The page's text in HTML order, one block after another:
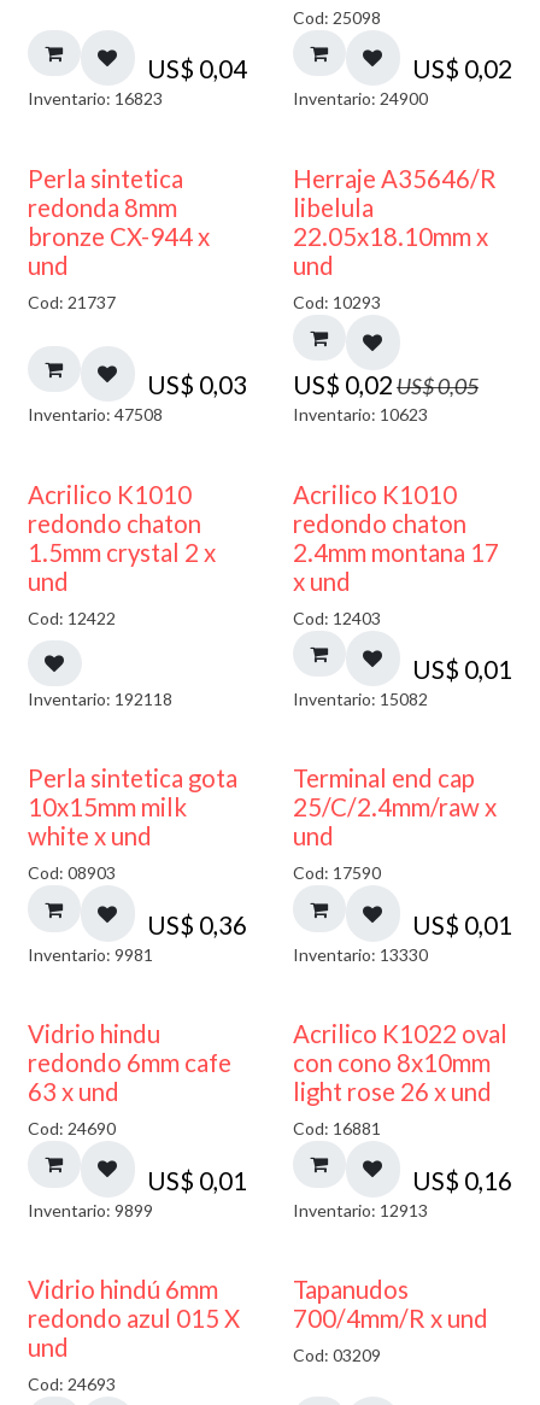
US$ 0,04
Inventario: 16823
Cod: 25098
US$ 0,02
Inventario: 24900
Perla sintetica
redonda 8mm
bronze CX-944 x
und
Cod: 21737
US$ 0,03
Inventario: 47508
50% DESCUENTO
Herraje A35646/R
libelula
22.05x18.10mm x
und
Cod: 10293
US$ 0,02US$0,05
Inventario: 10623
50% DESCUENTO
Acrilico K1010
redondo chaton
1.5mm crystal 2 x
und
Cod: 12422
Inventario: 192118
50% DESCUENTO
Acrilico K1010
redondo chaton
2.4mm montana 17
x und
Cod: 12403
US$ 0,01
Inventario: 15082
Perla sintetica gota
10x15mm milk
white x und
Cod: 08903
US$ 0,36
Inventario: 9981
Terminal end cap
25/C/2.4mm/raw x
und
Cod: 17590
US$ 0,01
Inventario: 13330
40% DESCUENTO
Vidrio hindu
redondo 6mm cafe
63 x und
Cod: 24690
US$ 0,01
Inventario: 9899
Acrilico K1022 oval
con cono 8x10mm
light rose 26 x und
Cod: 16881
US$ 0,16
Inventario: 12913
40% DESCUENTO
Vidrio hindú 6mm
redondo azul 015 X
und
Cod: 24693
Tapanudos
700/4mm/R x und
Cod: 03209